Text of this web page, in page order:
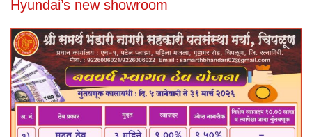
Hyundai’s new showroom